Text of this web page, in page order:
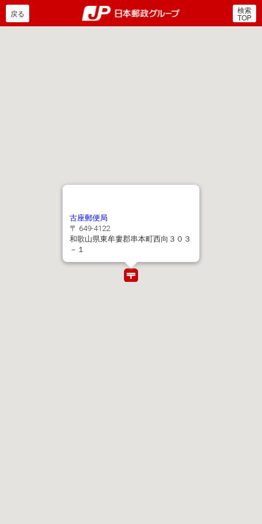
郵便局・日本郵政グルー
戻る 検索
TOP
古座郵便局
〒 649-4122
和歌山県東牟婁郡串本町西向３０３
－１